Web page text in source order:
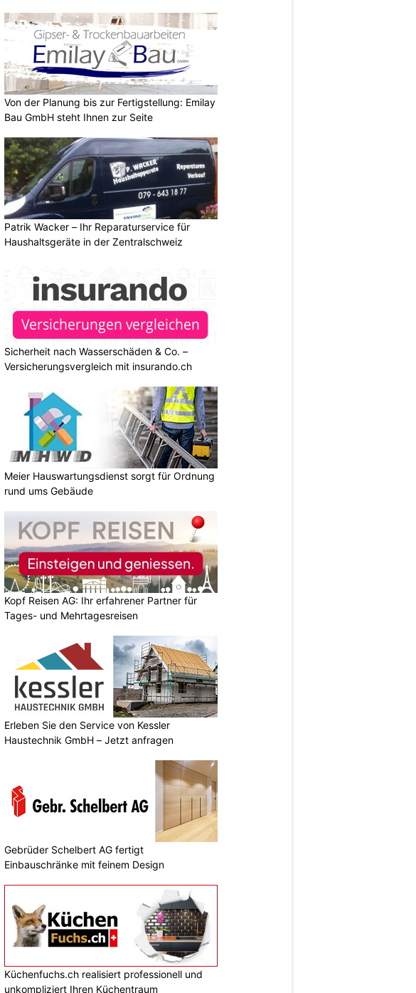
Von der Planung bis zur Fertigstellung: Emilay
Bau GmbH steht Ihnen zur Seite
Patrik Wacker – Ihr Reparaturservice für
Haushaltsgeräte in der Zentralschweiz
Sicherheit nach Wasserschäden & Co. –
Versicherungsvergleich mit insurando.ch
Meier Hauswartungsdienst sorgt für Ordnung
rund ums Gebäude
Kopf Reisen AG: Ihr erfahrener Partner für
Tages- und Mehrtagesreisen
Erleben Sie den Service von Kessler
Haustechnik GmbH – Jetzt anfragen
Gebrüder Schelbert AG fertigt
Einbauschränke mit feinem Design
Küchenfuchs.ch realisiert professionell und
unkompliziert Ihren Küchentraum